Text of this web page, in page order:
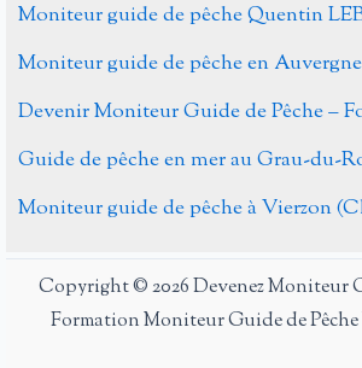
Moniteur guide de pêche Quentin
Moniteur guide de pêche en
Devenir Moniteur Guide de Pêche –
Guide de pêche en mer au Grau-du-
Moniteur guide de pêche à Vierzon
Copyright © 2026 Devenez Moniteur
Formation Moniteur Guide de